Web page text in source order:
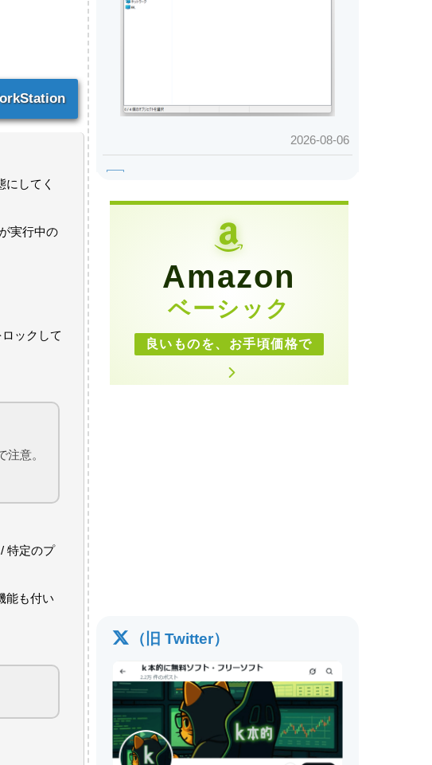
してく
実行中の
ックして
意。
特定のプ
能も付い
Amazon
ベーシック
良いものを、お手頃価格で
（旧 Twitter）